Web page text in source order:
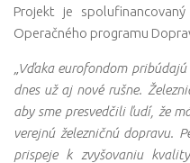
Projekt je
Operačného programu
„Vďaka eurofondom
dnes už aj nové rušne.
aby sme presvedčili ľudí, že
verejnú železničnú dopravu.
prispeje k zvyšovaniu